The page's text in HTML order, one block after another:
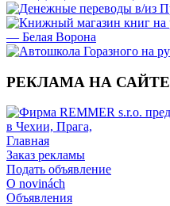
РЕКЛАМА НА САЙТЕ
Главная
Заказ рекламы
Подать объявление
O novinách
Объявления